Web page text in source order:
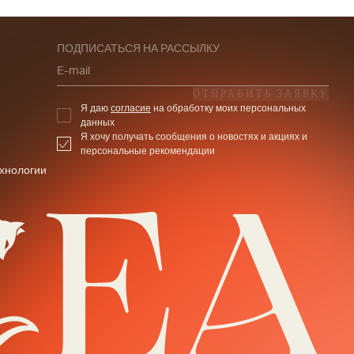
ПОДПИСАТЬСЯ НА РАССЫЛКУ
E-mail
ОТПРАВИТЬ ЗАЯВКУ
Я даю согласие на обработку моих персональных
данных
Я хочу получать сообщения о новостях и акциях и
персональные рекомендации